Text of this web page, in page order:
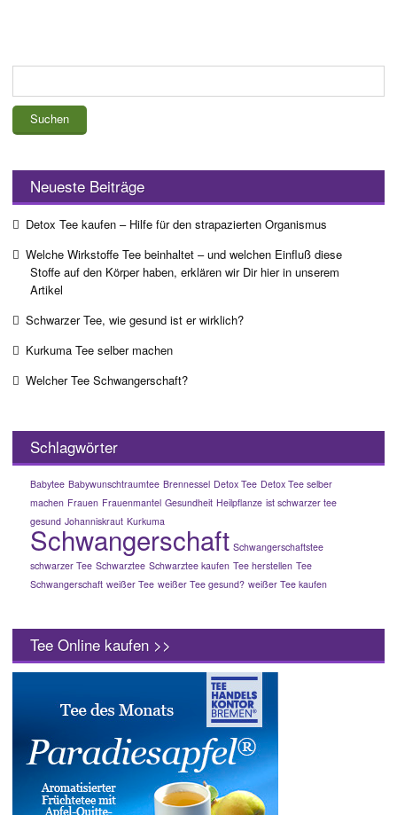
Neueste Beiträge
Detox Tee kaufen – Hilfe für den strapazierten Organismus
Welche Wirkstoffe Tee beinhaltet – und welchen Einfluß diese
Stoffe auf den Körper haben, erklären wir Dir hier in unserem
Artikel
Schwarzer Tee, wie gesund ist er wirklich?
Kurkuma Tee selber machen
Welcher Tee Schwangerschaft?
Schlagwörter
Babytee Babywunschtraumtee Brennessel Detox Tee Detox Tee selber
machen Frauen Frauenmantel Gesundheit Heilpflanze ist schwarzer tee
gesund Johanniskraut Kurkuma
Schwangerschaft Schwangerschaftstee
schwarzer Tee Schwarztee Schwarztee kaufen Tee herstellen Tee
Schwangerschaft weißer Tee weißer Tee gesund? weißer Tee kaufen
Tee Online kaufen >>